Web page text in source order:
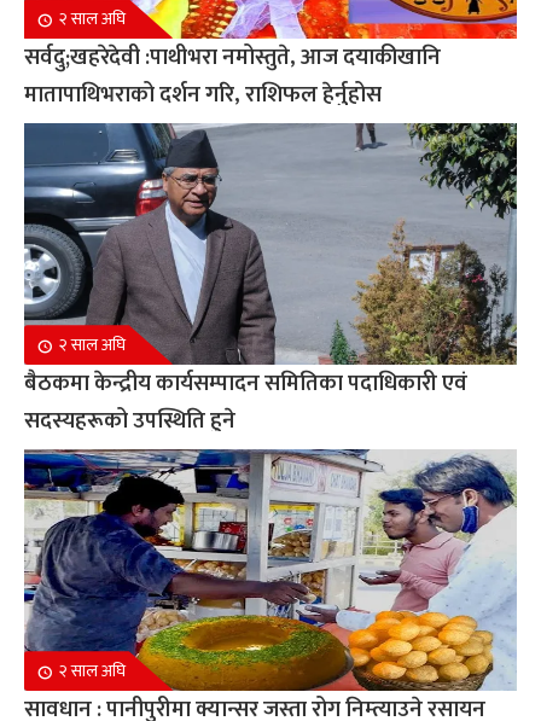
२ साल अघि
सर्वदु;खहरेदेवी :पाथीभरा नमोस्तुते, आज दयाकीखानि
मातापाथिभराको दर्शन गरि, राशिफल हेर्नुहोस
२ साल अघि
बैठकमा केन्द्रीय कार्यसम्पादन समितिका पदाधिकारी एवं
सदस्यहरूको उपस्थिति हुने
२ साल अघि
सावधान : पानीपुरीमा क्यान्सर जस्ता रोग निम्त्याउने रसायन